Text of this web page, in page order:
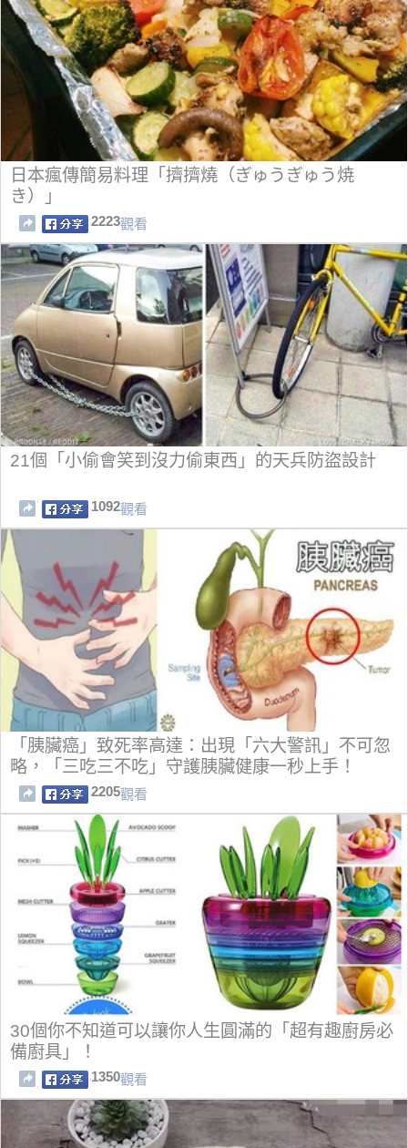
日本瘋傳簡易料理「擠擠燒（ぎゅうぎゅう焼
き）」
2223觀看
21個「小偷會笑到沒力偷東西」的天兵防盜設計
1092觀看
「胰臟癌」致死率高達：出現「六大警訊」不可忽
略，「三吃三不吃」守護胰臟健康一秒上手！
2205觀看
30個你不知道可以讓你人生圓滿的「超有趣廚房必
備廚具」！
1350觀看